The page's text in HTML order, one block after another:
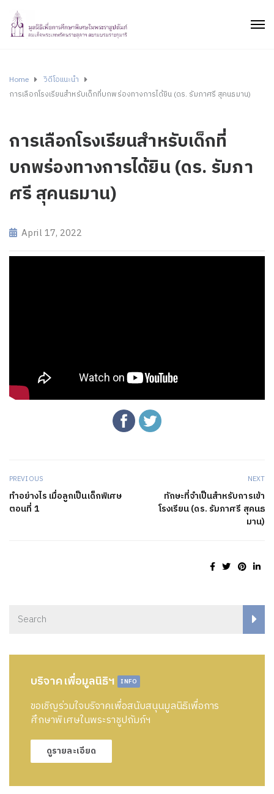
Home
วิดีโอแนะนำ
การเลือกโรงเรียนสำหรับเด็กที่บกพร่องทางการได้ยิน (ดร. รัมภาศรี สุคนธมาน)
การเลือกโรงเรียนสำหรับเด็กที่
บกพร่องทางการได้ยิน (ดร. รัมภา
ศรี สุคนธมาน)
April 17, 2022
PREVIOUS
ทำอย่างไร เมื่อลูกเป็นเด็กพิเศษ
ตอนที่ 1
NEXT
ทักษะที่จำเป็นสำหรับการเข้า
โรงเรียน (ดร. รัมภาศรี สุคนธ
มาน)
บริจาคเพื่อมูลนิธิฯ INFO
ขอเชิญร่วมใจบริจาคเพื่อสนับสนุนมูลนิธิเพื่อการ
ศึกษาพิเศษในพระราชูปถัมภ์ฯ
ดูรายละเอียด